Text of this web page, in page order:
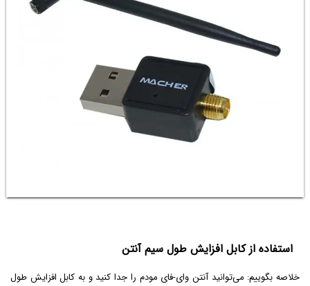
استفاده از کابل افزایش طول سیم آنتن
خلاصه بگوییم: می‌توانید آنتن وای-فای مودم را جدا کنید و به کابل افزایش طول